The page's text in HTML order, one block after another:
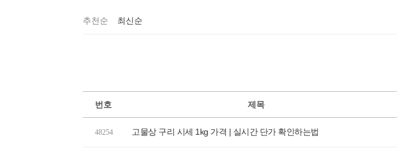
추천순 최신순
번호 제목
48254 고물상 구리 시세 1kg 가격 | 실시간 단가 확인하는법